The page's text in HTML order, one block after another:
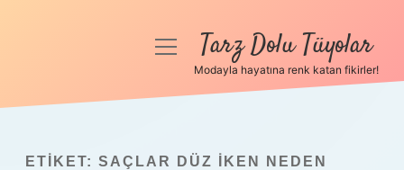
Anasayfa
menüyüTarz Dolu Tüyolar
Modayla hayatına renk katan fikirler!
ETIKET: SAÇLAR DÜZ IKEN NEDEN